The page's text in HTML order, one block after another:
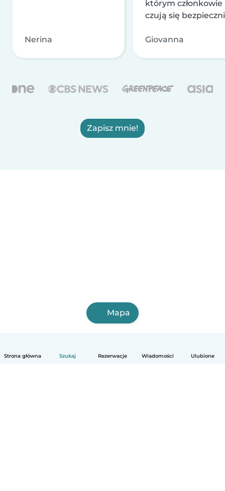
Strona główna Szukaj Rezerwacje Wiadomości Ulubione
Nerina
którym członkowie
czują się
Giovanna
Zapisz mnie!
Mapa